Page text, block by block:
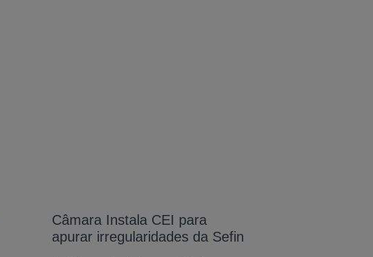
Câmara Instala CEI para
apurar irregularidades da Sefin